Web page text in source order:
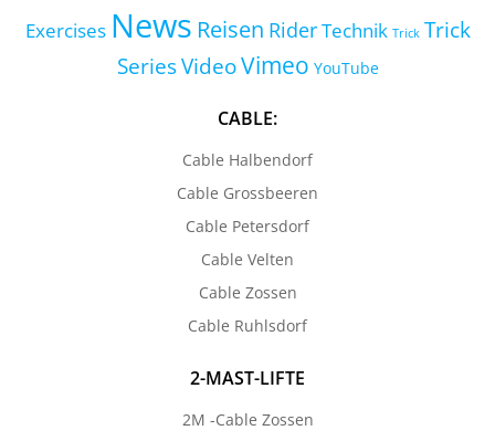
Exercises News Reisen RiderTechnik Trick Trick
SeriesVideoVimeo YouTube
CABLE:
Cable Halbendorf
Cable Grossbeeren
Cable Petersdorf
Cable Velten
Cable Zossen
Cable Ruhlsdorf
2-MAST-LIFTE
2M -Cable Zossen